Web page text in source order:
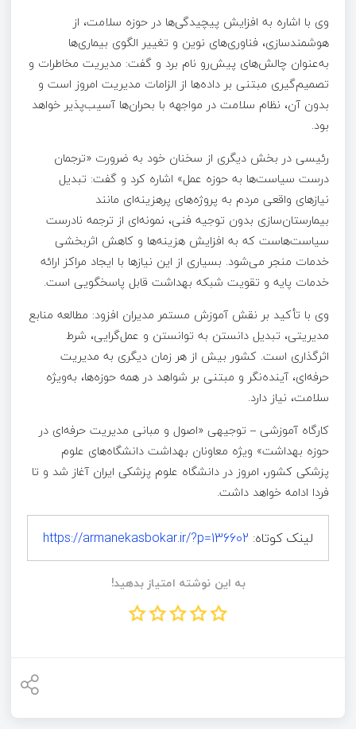
وی با اشاره به افزایش پیچیدگی‌ها در حوزه سلامت، از
هوشمندسازی، فناوری‌های نوین و تغییر الگوی بیماری‌ها
به‌عنوان چالش‌های پیش‌رو نام برد و گفت: مدیریت مخاطرات و
تصمیم‌گیری مبتنی بر داده‌ها از الزامات مدیریت امروز است و
بدون آن، نظام سلامت در مواجهه با بحران‌ها آسیب‌پذیر خواهد
بود.
رئیسی در بخش دیگری از سخنان خود به ضرورت «ترجمان
درست سیاست‌ها به حوزه عمل» اشاره کرد و گفت: تبدیل
نیازهای واقعی مردم به پروژه‌های پرهزینه‌ای مانند
بیمارستان‌سازی بدون توجیه فنی، نمونه‌ای از ترجمه نادرست
سیاست‌هاست که به افزایش هزینه‌ها و کاهش اثربخشی
خدمات منجر می‌شود. بسیاری از این نیازها با ایجاد مراکز ارائه
خدمات پایه و تقویت شبکه بهداشت قابل پاسخگویی است.
وی با تأکید بر نقش آموزش مستمر مدیران افزود: مطالعه منابع
مدیریتی، تبدیل دانستن به توانستن و عمل‌گرایی، شرط
اثرگذاری است. کشور بیش از هر زمان دیگری به مدیریت
حرفه‌ای، آینده‌نگر و مبتنی بر شواهد در همه حوزه‌ها، به‌ویژه
سلامت، نیاز دارد.
کارگاه آموزشی – توجیهی «اصول و مبانی مدیریت حرفه‌ای در
حوزه بهداشت» ویژه معاونان بهداشت دانشگاه‌های علوم
پزشکی کشور، امروز در دانشگاه علوم پزشکی ایران آغاز شد و تا
فردا ادامه خواهد داشت.
لینک کوتاه: https://armanekasbokar.ir/?p=136602
به این نوشته امتیاز بدهید!